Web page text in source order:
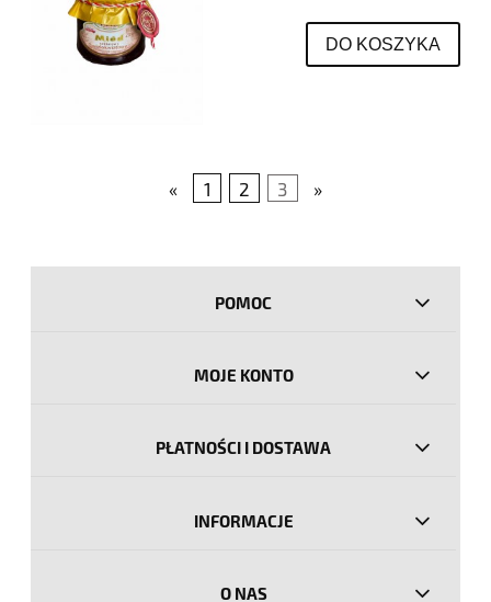
DO KOSZYKA
« 1 2 3 »
POMOC
MOJE KONTO
PŁATNOŚCI I DOSTAWA
INFORMACJE
O NAS